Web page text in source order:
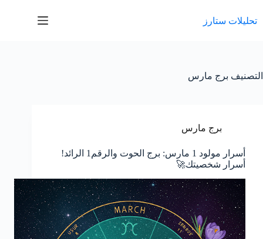
المحتوى
تحليلات ستارز
التصنيف برج مارس
برج مارس
أسرار مولود 1 مارس: برج الحوت والرقم1 الرائد!
أسرار شخصيتك🚀